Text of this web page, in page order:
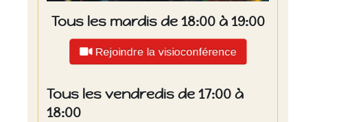
Tous les mardis de 18:00 à 19:00
Rejoindre la visioconférence
Tous les vendredis de 17:00 à
18:00